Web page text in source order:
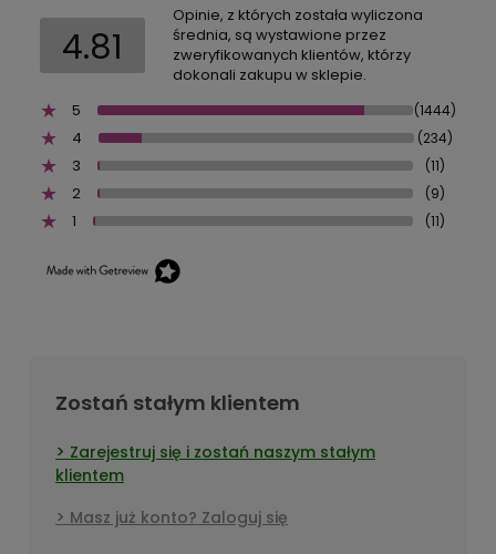
4.81
Opinie, z których została wyliczona
średnia, są wystawione przez
zweryfikowanych klientów, którzy
dokonali zakupu w sklepie.
5
(1444)
4 (234)
3 (11)
2 (9)
1 (11)
Zostań stałym klientem
Zarejestruj się i zostań naszym stałym
klientem
Masz już konto? Zaloguj się